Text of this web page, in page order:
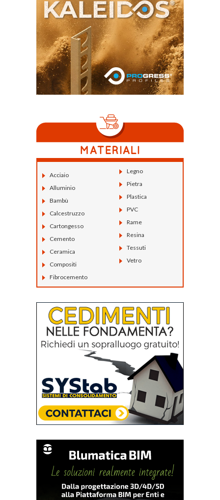
Acciaio
Alluminio
Bambù
Calcestruzzo
Cartongesso
Cemento
Ceramica
Compositi
Fibrocemento
Legno
Pietra
Plastica
PVC
Rame
Resina
Tessuti
Vetro